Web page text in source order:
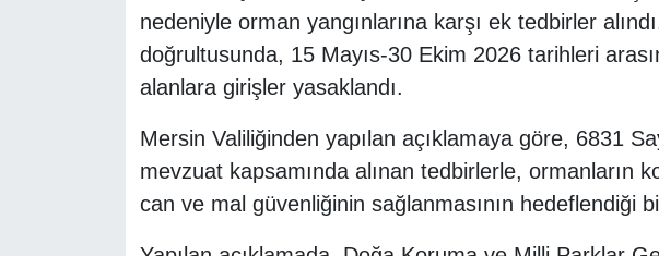
nedeniyle orman yangınlarına karşı ek tedbirler
doğrultusunda, 15 Mayıs-30 Ekim 2026 tarihleri
alanlara girişler yasaklandı.
Mersin Valiliğinden yapılan açıklamaya göre, 6831
mevzuat kapsamında alınan tedbirlerle, ormanların
can ve mal güvenliğinin sağlanmasının hedeflendiği